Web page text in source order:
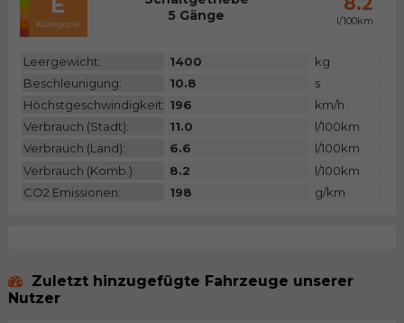
Kategorie
5 Gänge
l/100km
Leergewicht: 1400
kg
Beschleunigung:
10.8
s
Höchstgeschwindigkeit: 196
km/h
Verbrauch (Stadt):
11.0
l/100km
Verbrauch (Land):
6.6
l/100km
Verbrauch (Komb.):
8.2
l/100km
CO2 Emissionen:
198 g/km
Zuletzt hinzugefügte Fahrzeuge unserer
Nutzer